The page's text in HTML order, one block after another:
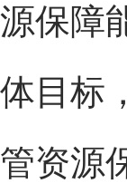
源保障
体目标
管资源